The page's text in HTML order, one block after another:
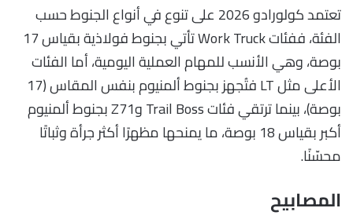
تعتمد كولورادو 2026 على تنوع في أنواع الجنوط حسب
الفئة، ففئات Work Truck تأتي بجنوط فولاذية بقياس 17
بوصة، وهي الأنسب للمهام العملية اليومية، أما الفئات
الأعلى مثل LT فتُجهز بجنوط ألمنيوم بنفس المقاس (17
بوصة)، بينما ترتقي فئات Trail Boss وZ71 بجنوط ألمنيوم
أكبر بقياس 18 بوصة، ما يمنحها مظهرًا أكثر جرأة وثباتًا
محسّنًا.
المصابيح